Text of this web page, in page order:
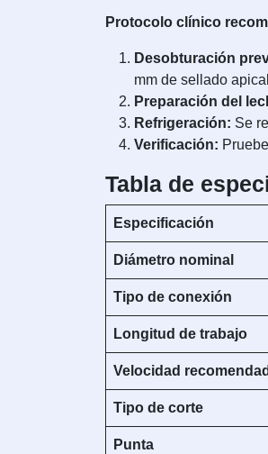
Protocolo clínico
Desobturación
mm de sellado
Preparación del
Refrigeración: Se
Verificación:
Tabla de
Especificación
Diámetro nominal
Tipo de conexión
Longitud de trabajo
Velocidad
Tipo de corte
Punta